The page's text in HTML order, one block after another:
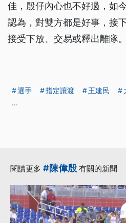
佳，殷仔內心也不好過，如
認為，對雙方都是好事，接
接受下放、交易或釋出離隊。
選手 指定讓渡 王建民
...
閱讀更多 #陳偉殷有關的新聞